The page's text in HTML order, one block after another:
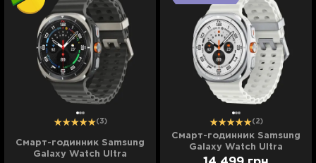
(3)
Смарт-годинник Samsung
Galaxy Watch Ultra
(2)
Смарт-годинник Samsung
Galaxy Watch Ultra
(Titanium White) (Standard)